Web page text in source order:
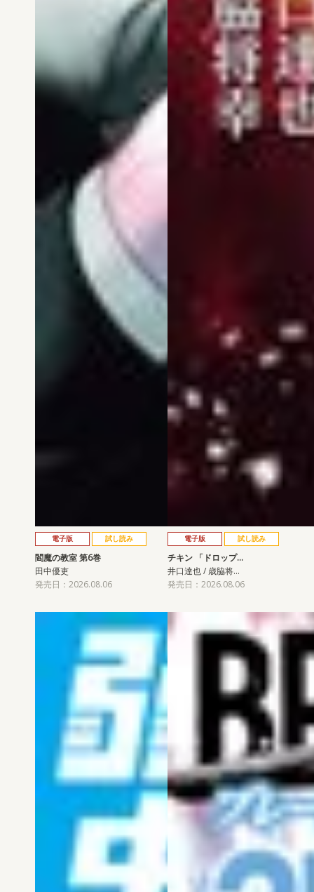
電子版 試し読み
閻魔の教室 第6巻
田中優吏
発売日：2026.08.06
電子版 試し読み
チキン 「ドロップ…
井口達也 / 歳脇将…
発売日：2026.08.06